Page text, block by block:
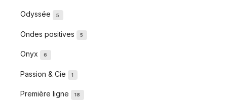
Odyssée 5
Ondes positives 5
Onyx 6
Passion & Cie 1
Première ligne 18